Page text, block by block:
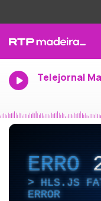
Telejornal
ERRO
HLS.JS
ERROR